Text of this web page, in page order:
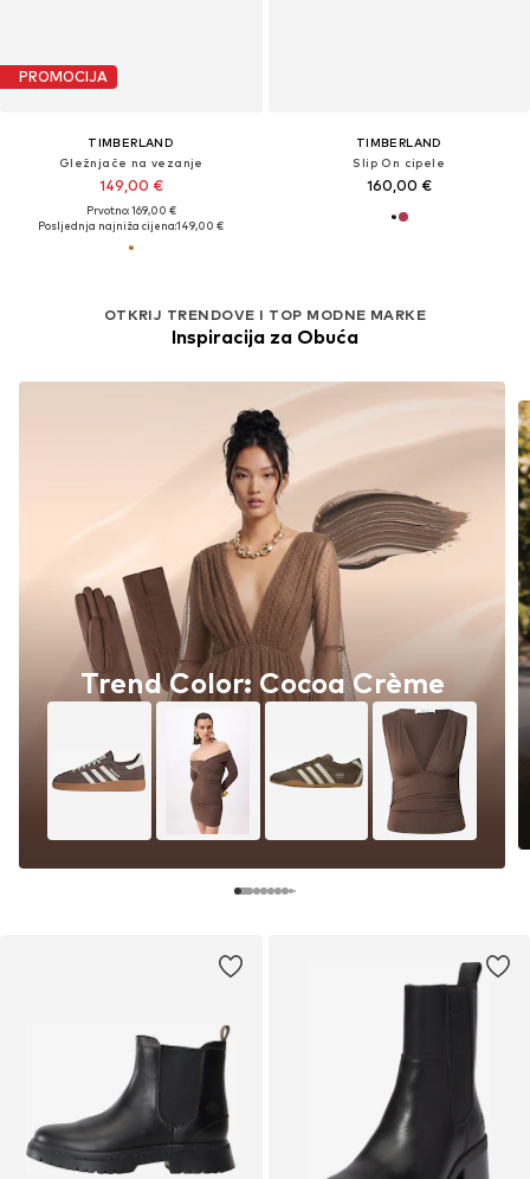
PROMOCIJA
TIMBERLAND
Gležnjače na vezanje
149,00 €
Prvotno: 169,00 €
Posljednja najniža cijena:149,00 €
TIMBERLAND
Slip On cipele
160,00 €
OTKRIJ TRENDOVE I TOP MODNE MARKE
Inspiracija za Obuća
Trend Color: Cocoa Crème